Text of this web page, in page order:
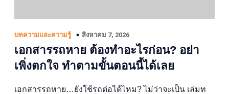
บทความและความรู้ สิงหาคม 7, 2026
เอกสารรถหาย ต้องทำอะไรก่อน? อย่า
เพิ่งตกใจ ทำตามขั้นตอนนี้ได้เลย
เอกสารรถหาย…ยังใช้รถต่อได้ไหม? ไม่ว่าจะเป็น เล่มท